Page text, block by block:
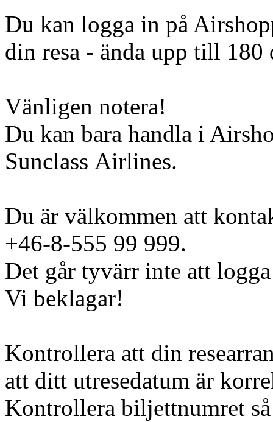
Du kan logga in på
din resa - ända upp till 180
Vänligen notera!
Du kan bara handla i
Sunclass Airlines.
Du är välkommen att
+46-8-555 99 999.
Det går tyvärr inte att
Vi beklagar!
Kontrollera att din
att ditt utresedatum är
Kontrollera biljettnumret